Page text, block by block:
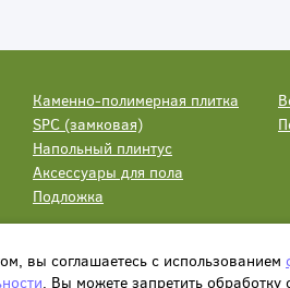
Каменно-полимерная плитка
SPC (замковая)
Напольный плинтус
Аксессуары для пола
Подложка
вы соглашаетесь с использованием
. Вы можете запретить обработку